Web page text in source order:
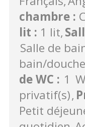
chambre :
lit : 1 lit
Salle de
bain/
de WC : 1
privatif(s)
Petit